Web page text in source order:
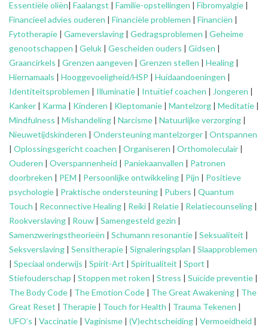
Essentiële oliën| Faalangst | Familie-opstellingen | Fibromyalgie |
Financieel advies ouderen | Financiële problemen | Financiën |
Fytotherapie | Gameverslaving | Gedragsproblemen | Geheime
genootschappen | Geluk | Gescheiden ouders | Gidsen |
Graancirkels | Grenzen aangeven | Grenzen stellen | Healing |
Hiernamaals | Hooggevoeligheid/HSP | Huidaandoeningen |
Identiteitsproblemen | Illuminatie | Intuïtief coachen | Jongeren |
Kanker | Karma | Kinderen | Kleptomanie | Mantelzorg | Meditatie |
Mindfulness | Mishandeling | Narcisme | Natuurlijke verzorging |
Nieuwetijdskinderen | Ondersteuningmantelzorger | Ontspannen
| Oplossingsgericht coachen | Organiseren | Orthomoleculair |
Ouderen | Overspannenheid | Paniekaanvallen | Patronen
doorbreken | PEM | Persoonlijke ontwikkeling | Pijn | Positieve
psychologie | Praktische ondersteuning | Pubers | Quantum
Touch | Reconnective Healing | Reiki | Relatie | Relatiecounseling |
Rookverslaving | Rouw | Samengesteld gezin |
Samenzweringstheorieën | Schumann resonantie | Seksualiteit |
Seksverslaving | Sensitherapie | Signaleringsplan | Slaapproblemen
| Speciaal onderwijs | Spirit-Art | Spiritualiteit | Sport |
Stiefouderschap | Stoppen met roken | Stress | Suïcide preventie |
The Body Code | The Emotion Code | The Great Awakening | The
Great Reset | Therapie | Touch for Health | Trauma Tekenen |
UFO’s | Vaccinatie | Vaginisme | (V)echtscheiding | Vermoeidheid |